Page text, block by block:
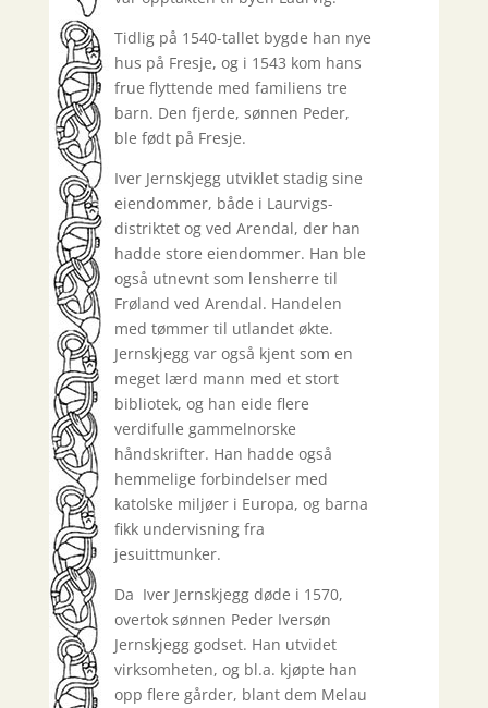
Tidlig på 1540-tallet bygde han nye
hus på Fresje, og i 1543 kom hans
frue flyttende med familiens tre
barn. Den fjerde, sønnen Peder,
ble født på Fresje.
Iver Jernskjegg utviklet stadig sine
eiendommer, både i Laurvigs-
distriktet og ved Arendal, der han
hadde store eiendommer. Han ble
også utnevnt som lensherre til
Frøland ved Arendal. Handelen
med tømmer til utlandet økte.
Jernskjegg var også kjent som en
meget lærd mann med et stort
bibliotek, og han eide flere
verdifulle gammelnorske
håndskrifter. Han hadde også
hemmelige forbindelser med
katolske miljøer i Europa, og barna
fikk undervisning fra
jesuittmunker.
Da Iver Jernskjegg døde i 1570,
overtok sønnen Peder Iversøn
Jernskjegg godset. Han utvidet
virksomheten, og bl.a. kjøpte han
opp flere gårder, blant dem Melau